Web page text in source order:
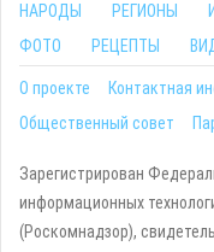
НАРОДЫ РЕГИОНЫ
ФОТО
РЕЦЕПТЫ
О проекте Контактная
Общественный совет
Зарегистрирован
информационных
(Роскомнадзор),